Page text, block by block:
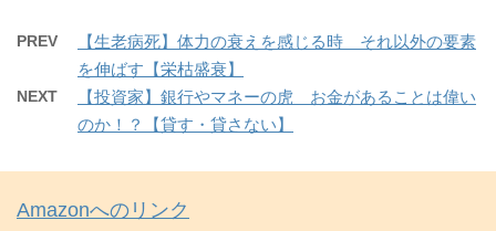
PREV
【生老病死】体力の衰えを感じる時 それ以外の要素
を伸ばす【栄枯盛衰】
NEXT
【投資家】銀行やマネーの虎 お金があることは偉い
のか！？【貸す・貸さない】
Amazonへのリンク